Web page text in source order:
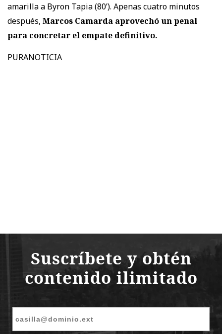
amarilla a Byron Tapia (80’). Apenas cuatro minutos
después, Marcos Camarda aprovechó un penal
para concretar el empate definitivo.
PURANOTICIA